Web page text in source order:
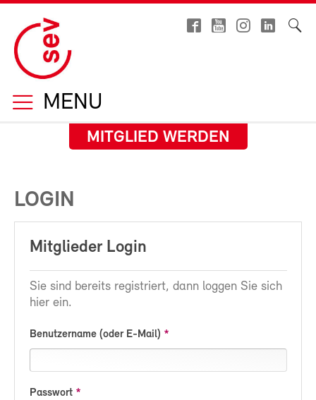
MENU
MITGLIED WERDEN
LOGIN
Mitglieder Login
Sie sind bereits registriert, dann loggen Sie sich
hier ein.
Benutzername (oder E-Mail)
Passwort